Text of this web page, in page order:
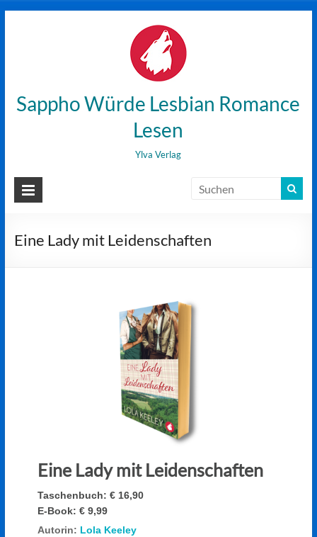
Sappho Würde Lesbian Romance
Lesen
Ylva Verlag
Eine Lady mit Leidenschaften
Eine Lady mit Leidenschaften
Taschenbuch: € 16,90
E-Book: € 9,99
Autorin: Lola Keeley